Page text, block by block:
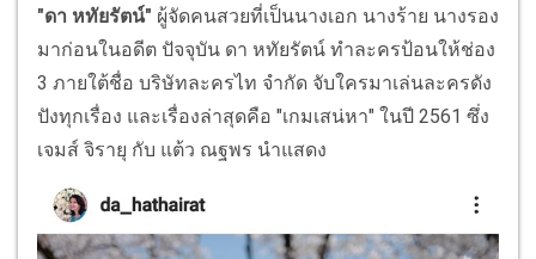
"ดา หทัยรัตน์" ผู้จัดคนสวยที่เป็นนางเอก นางร้าย นางรอง
มาก่อนในอดีต ปัจจุบัน ดา หทัยรัตน์ ทำละครป้อนให้ช่อง
3 ภายใต้ชื่อ บริษัทละครไท จำกัด จับใครมาเล่นละครดัง
ปังทุกเรื่อง และเรื่องล่าสุดคือ "เกมเสน่หา" ในปี 2561 ซึ่ง
เจมส์ จิรายุ กับ แต้ว ณฐพร นำแสดง